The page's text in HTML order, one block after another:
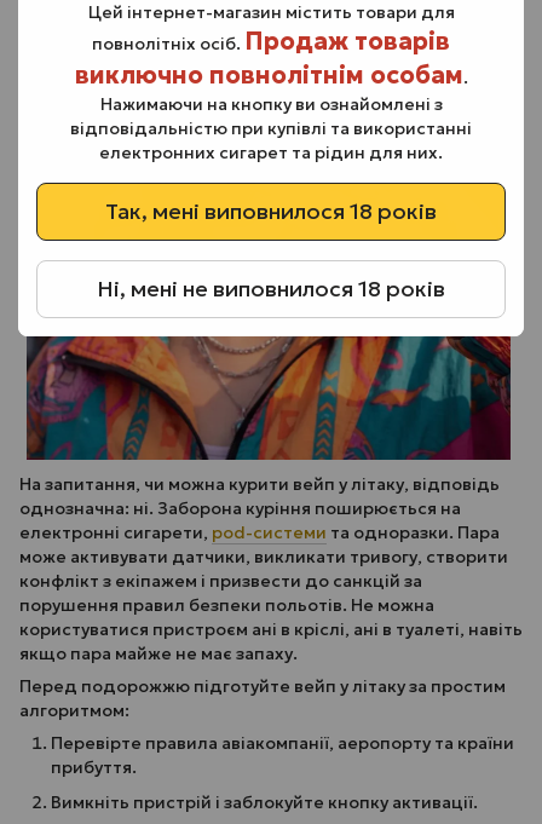
Цей інтернет-магазин містить товари для
повнолітніх осіб. Продаж товарів
виключно повнолітнім особам.
Нажимаючи на кнопку ви ознайомлені з
відповідальністю при купівлі та використанні
електронних сигарет та рідин для них.
Так, мені виповнилося 18 років
Ні, мені не виповнилося 18 років
На запитання, чи можна курити вейп у літаку, відповідь
однозначна: ні. Заборона куріння поширюється на
електронні сигарети, pod-системи та одноразки. Пара
може активувати датчики, викликати тривогу, створити
конфлікт з екіпажем і призвести до санкцій за
порушення правил безпеки польотів. Не можна
користуватися пристроєм ані в кріслі, ані в туалеті, навіть
якщо пара майже не має запаху.
Перед подорожжю підготуйте вейп у літаку за простим
алгоритмом:
Перевірте правила авіакомпанії, аеропорту та країни
прибуття.
Вимкніть пристрій і заблокуйте кнопку активації.